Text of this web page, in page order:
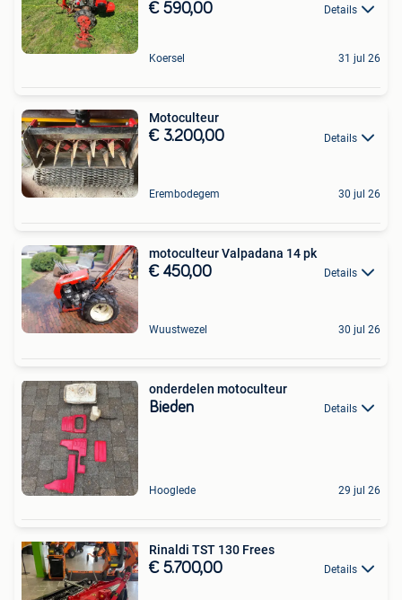
€ 590,00 Details
Koersel 31 jul 26
Motoculteur
€ 3.200,00 Details
Erembodegem 30 jul 26
motoculteur Valpadana 14 pk
€ 450,00 Details
Wuustwezel 30 jul 26
onderdelen motoculteur
Bieden Details
Hooglede 29 jul 26
Rinaldi TST 130 Frees
€ 5.700,00 Details